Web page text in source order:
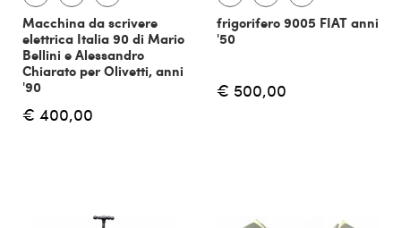
Macchina da scrivere
elettrica Italia 90 di Mario
Bellini e Alessandro
Chiarato per Olivetti, anni
'90
€ 400,00
frigorifero 9005 FIAT anni
'50
€ 500,00